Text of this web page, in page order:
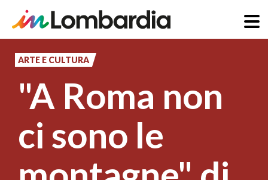
principale
ARTE E CULTURA
"A Roma non
ci sono le